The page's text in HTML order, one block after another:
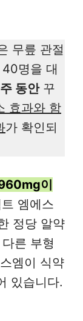
무릎 관절
명을 대
동안꾸
효과와 함
가 확인되
이
엠에스
정당 알약
른 부형
엠이 식약
있습니다.